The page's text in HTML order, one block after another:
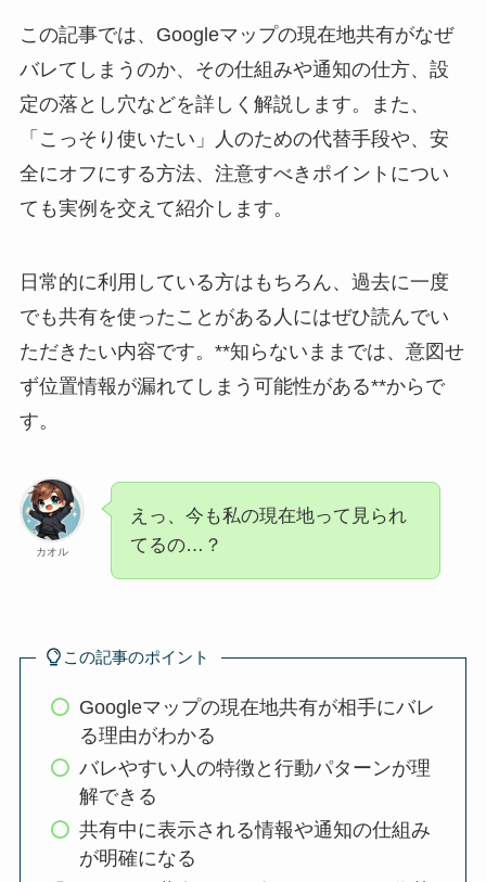
この記事では、Googleマップの現在地共有がなぜ
バレてしまうのか、その仕組みや通知の仕方、設
定の落とし穴などを詳しく解説します。また、
「こっそり使いたい」人のための代替手段や、安
全にオフにする方法、注意すべきポイントについ
ても実例を交えて紹介します。
日常的に利用している方はもちろん、過去に一度
でも共有を使ったことがある人にはぜひ読んでい
ただきたい内容です。**知らないままでは、意図せ
ず位置情報が漏れてしまう可能性がある**からで
す。
カオル
えっ、今も私の現在地って見られ
てるの…？
この記事のポイント
Googleマップの現在地共有が相手にバレ
る理由がわかる
バレやすい人の特徴と行動パターンが理
解できる
共有中に表示される情報や通知の仕組み
が明確になる